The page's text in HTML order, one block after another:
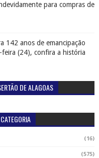
para compras de
142 anos de emancipação
(24), confira a história
DE ALAGOAS
(16)
(575)